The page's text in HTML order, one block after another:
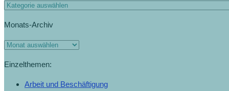
Kategorien
Monats-Archiv
Monats-
Einzelthemen:
Arbeit und Beschäftigung